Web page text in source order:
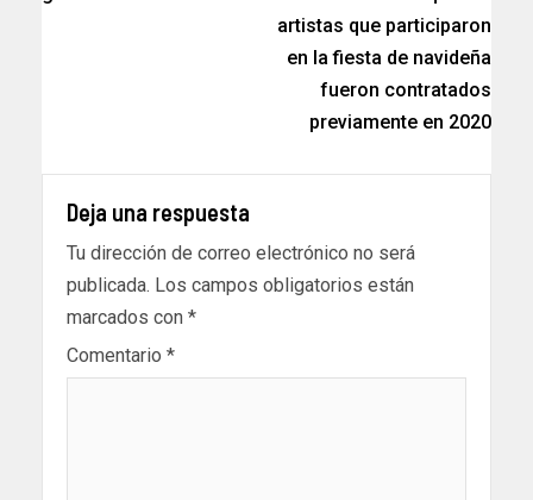
artistas que participaron
en la fiesta de navideña
fueron contratados
previamente en 2020
Deja una respuesta
Tu dirección de correo electrónico no será
publicada. Los campos obligatorios están
marcados con *
Comentario *